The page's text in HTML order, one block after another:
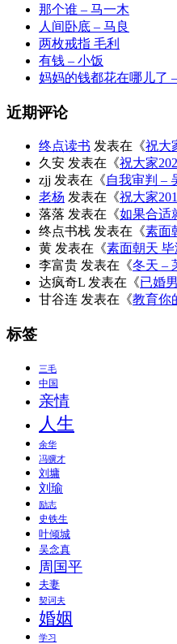
那个谁 – 马一木
人间卧底 – 马良
两枚戒指 毛利
有钱 – 小饭
妈妈的钱都花在哪儿了
近期评论
终点读书 发表在《祝大
久安 发表在《祝大家
zjj 发表在《自我审判 –
老杨 发表在《祝大家
落落 发表在《如果合适
终点书栈 发表在《素面
黄 发表在《素面朝天 毕
李富贵 发表在《冬天 –
达疯奇L 发表在《已婚
甘谷连 发表在《教育你
标签
三毛
中国
亲情
人生
余华
冯骥才
刘墉
刘瑜
励志
史铁生
叶倾城
吴念真
周国平
夫妻
契诃夫
婚姻
学习